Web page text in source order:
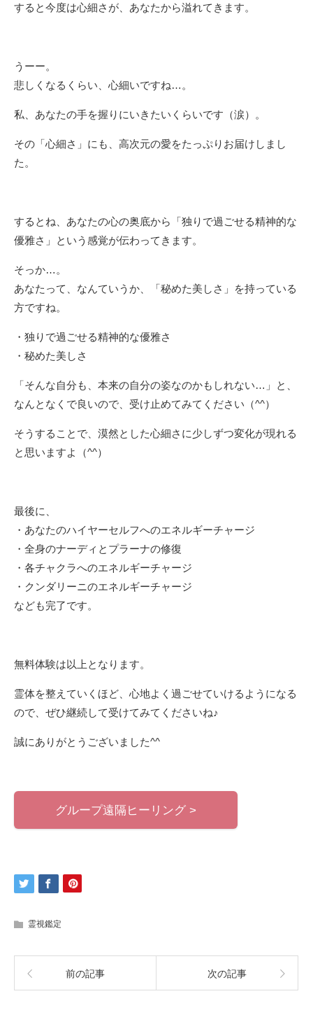
すると今度は心細さが、あなたから溢れてきます。
うーー。
悲しくなるくらい、心細いですね…。
私、あなたの手を握りにいきたいくらいです（涙）。
その「心細さ」にも、高次元の愛をたっぷりお届けしまし
た。
するとね、あなたの心の奥底から「独りで過ごせる精神的な
優雅さ」という感覚が伝わってきます。
そっか…。
あなたって、なんていうか、「秘めた美しさ」を持っている
方ですね。
・独りで過ごせる精神的な優雅さ
・秘めた美しさ
「そんな自分も、本来の自分の姿なのかもしれない…」と、
なんとなくで良いので、受け止めてみてください（^^）
そうすることで、漠然とした心細さに少しずつ変化が現れる
と思いますよ（^^）
最後に、
・あなたのハイヤーセルフへのエネルギーチャージ
・全身のナーディとプラーナの修復
・各チャクラへのエネルギーチャージ
・クンダリーニのエネルギーチャージ
なども完了です。
無料体験は以上となります。
霊体を整えていくほど、心地よく過ごせていけるようになる
ので、ぜひ継続して受けてみてくださいね♪
誠にありがとうございました^^
グループ遠隔ヒーリング >
霊視鑑定
前の記事 次の記事